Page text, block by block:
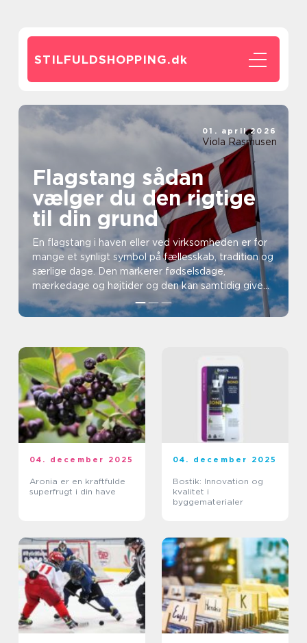
STILFULDSHOPPING.dk
Flagstang sådan
vælger du den rigtige
til din grund
En flagstang i haven eller ved virksomheden er for
mange et synligt symbol på fællesskab, tradition og
særlige dage. Den markerer fødselsdage,
mærkedage og højtider og den kan samtidig give
huset elle...
01. april 2026
Viola Rasmusen
04. december 2025
Aronia er en kraftfulde
superfrugt i din have
04. december 2025
Bostik: Innovation og
kvalitet i
byggematerialer